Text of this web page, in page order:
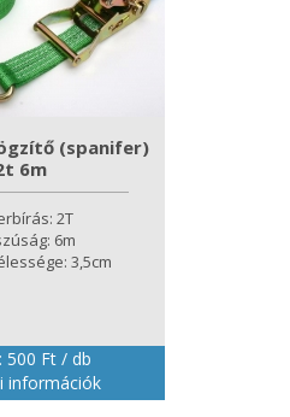
(spanifer)
6m
2T
6m
3,5cm
500 Ft / db
információk